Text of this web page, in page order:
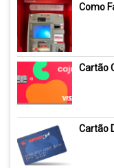
Como
Cartão
Cartão